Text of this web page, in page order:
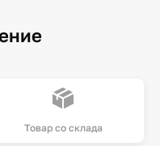
Товар со склада